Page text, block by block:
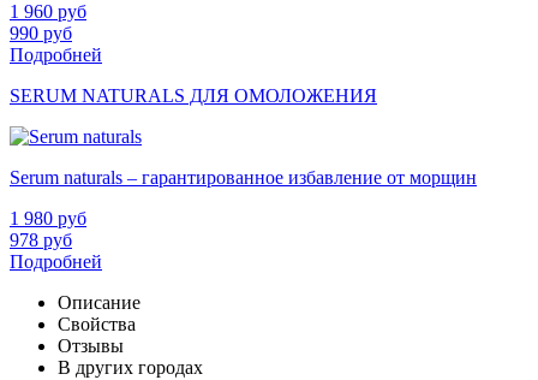
1 960 руб
990 руб
Подробней
SERUM NATURALS ДЛЯ ОМОЛОЖЕНИЯ
Serum naturals – гарантированное избавление от морщин
1 980 руб
978 руб
Подробней
Описание
Свойства
Отзывы
В других городах